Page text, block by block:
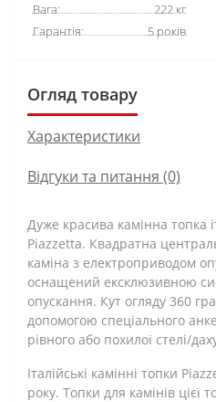
Вага:
222 кг
Гарантія:
5 років
Огляд товару
Характеристики
Відгуки та питання (0)
Дуже красива камінна топка
Piazzetta. Квадратна
каміна з електроприводом
оснащений ексклюзивною
опускання. Кут огляду 360
допомогою спеціального
рівного або похилої стелі/
Італійські камінні топки
року. Топки для камінів цієї